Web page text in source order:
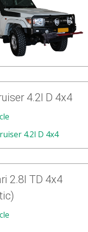
4.2l D 4x4
2.8l TD 4x4